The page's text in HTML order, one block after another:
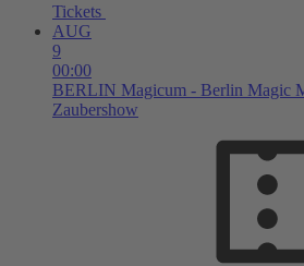
Tickets
AUG
9
00:00
BERLIN Magicum - Berlin Magic
Zaubershow